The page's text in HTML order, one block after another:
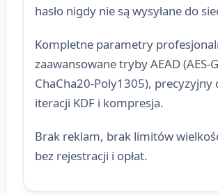
hasło nigdy nie są wysyłane do
Kompletne parametry
zaawansowane tryby AEAD (AES-
ChaCha20-Poly1305), precyzyjny
iteracji KDF i kompresja.
Brak reklam, brak limitów
bez rejestracji i opłat.